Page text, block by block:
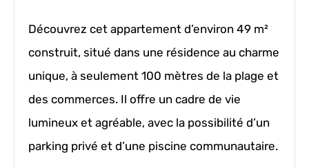
Découvrez cet appartement d’environ 49 m²
construit, situé dans une résidence au charme
unique, à seulement 100 mètres de la plage et
des commerces. Il offre un cadre de vie
lumineux et agréable, avec la possibilité d’un
parking privé et d’une piscine communautaire.